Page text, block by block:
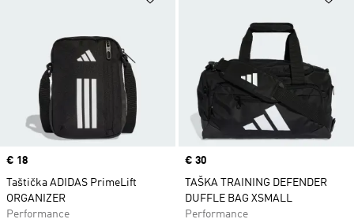
Price
€ 18
Taštička ADIDAS PrimeLift
ORGANIZER
Performance
Price
€ 30
TAŠKA TRAINING DEFENDER
DUFFLE BAG XSMALL
Performance